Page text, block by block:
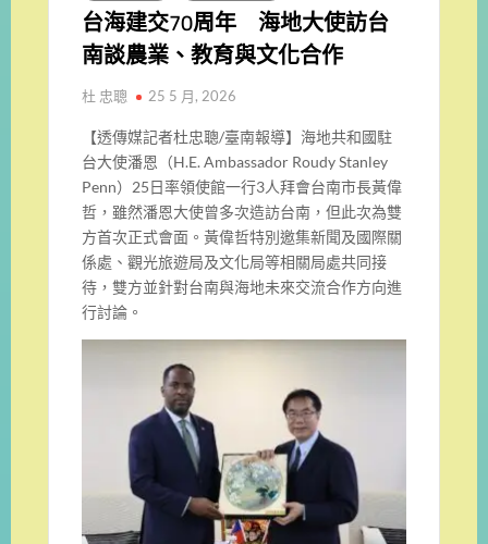
台海建交70周年 海地大使訪台
南談農業、教育與文化合作
杜 忠聰 25 5 月, 2026
【透傳媒記者杜忠聰/臺南報導】海地共和國駐
台大使潘恩（H.E. Ambassador Roudy Stanley
Penn）25日率領使館一行3人拜會台南市長黃偉
哲，雖然潘恩大使曾多次造訪台南，但此次為雙
方首次正式會面。黃偉哲特別邀集新聞及國際關
係處、觀光旅遊局及文化局等相關局處共同接
待，雙方並針對台南與海地未來交流合作方向進
行討論。